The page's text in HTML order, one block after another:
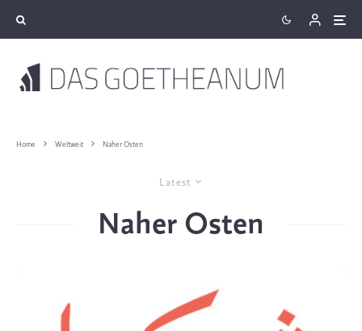
Home Weltweit Naher Osten
Latest
Naher Osten